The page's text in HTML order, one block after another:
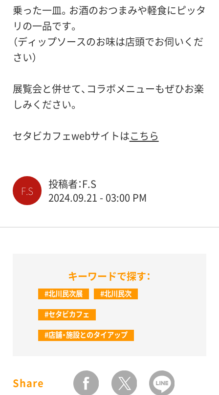
乗った一皿。お酒のおつまみや軽食にピッタ
リの一品です。
（ディップソースのお味は店頭でお伺いくだ
さい）
展覧会と併せて、コラボメニューもぜひお楽
しみください。
セタビカフェwebサイトは こちら
F.S
投稿者：F.S
2024.09.21 - 03:00 PM
キーワードで探す：
#北川民次展 #北川民次
#セタビカフェ
#店舗・施設とのタイアップ
Share